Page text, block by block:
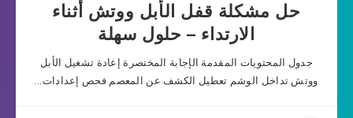
حل مشكلة قفل الأبل ووتش أثناء
الارتداء – حلول سهلة
جدول المحتويات المقدمة الإجابة المختصرة إعادة تشغيل الأبل
ووتش تداخل الوشم تعطيل الكشف عن المعصم فحص إعدادات…